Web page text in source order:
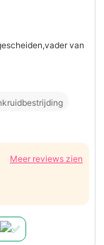
van
Meer reviews zien